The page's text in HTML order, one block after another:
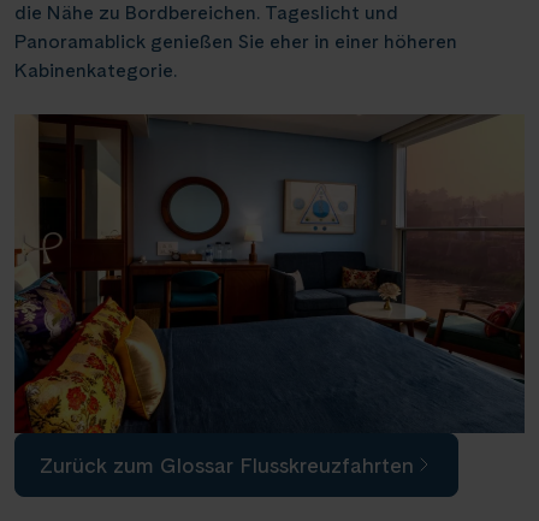
die Nähe zu Bordbereichen. Tageslicht und
Panoramablick genießen Sie eher in einer höheren
Kabinenkategorie.
Zurück zum Glossar Flusskreuzfahrten